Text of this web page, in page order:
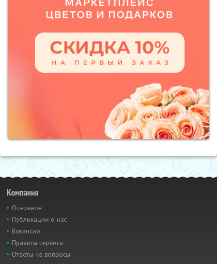
Компания
Основное
Публикации о нас
Вакансии
Правила сервиса
Ответы на вопросы